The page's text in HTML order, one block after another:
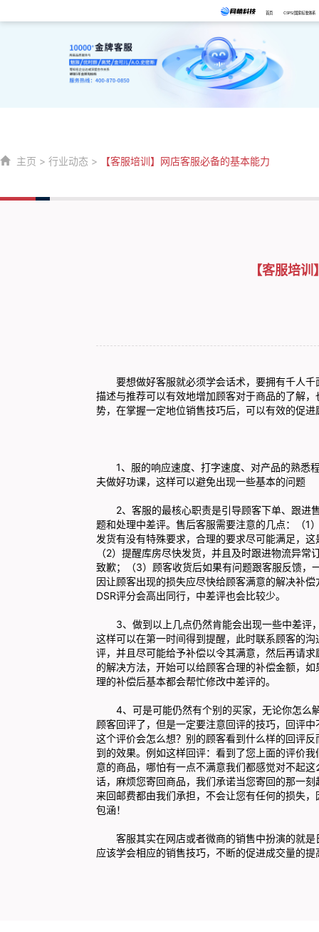
首页 CSPS/国家标准体系
主页 > 行业动态 > 【客服培训】网店客服必备的基本能力
【客服培
要想做好客服就必须学会话术，要拥有千人千
描述与推荐可以有效地增加顾客对于商品的了解
势，在掌握一定地位销售技巧后，可以有效的促
1、服的响应速度、打字速度、对产品的熟悉
夫做好功课，这样可以避免出现一些基本的问题
2、客服的最核心职责是引导顾客下单、跟进
题和处理中差评。售后客服需要注意的几点：（1
发货有没有特殊要求，合理的要求尽可能满足，
（2）提醒库房尽快发货，并且及时跟进物流异
致歉；（3）顾客收货后如果有问题跟客服反馈，
因让顾客出现的损失应尽快给顾客满意的解决补
DSR评分会高出同行，中差评也会比较少。
3、做到以上几点仍然肯能会出现一些中差评
这样可以在第一时间得到提醒，此时联系顾客的
评，并且尽可能给予补偿以令其满意，然后再请
的解决方法，开始可以给顾客合理的补偿金额，
理的补偿后基本都会帮忙修改中差评的。
4、可是可能仍然有个别的买家，无论你怎么
顾客回评了，但是一定要注意回评的技巧，回评
这个评价会怎么想？别的顾客看到什么样的回评
到的效果。例如这样回评：看到了您上面的评价
意的商品，哪怕有一点不满意我们都感觉对不起
话，麻烦您寄回商品，我们承诺当您寄回的那一
来回邮费都由我们承担，不会让您有任何的损失
包涵！
客服其实在网店或者微商的销售中扮演的就是
应该学会相应的销售技巧，不断的促进成交量的